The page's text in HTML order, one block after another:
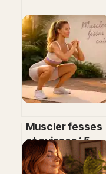
Muscler fesses
et cuisses : 5
erreurs
techniques qui